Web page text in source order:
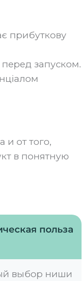
прибуткову
перед запуском.
и от того,
в понятную
польза
выбор ниши